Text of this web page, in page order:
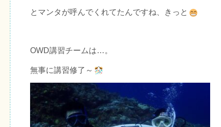
とマンタが呼んでくれてたんですね、きっと
OWD講習チームは…。
無事に講習修了～